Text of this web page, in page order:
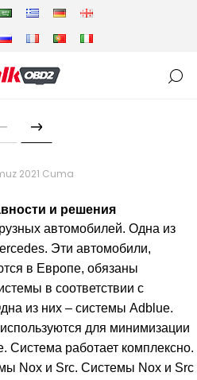
2021 Cuma
и решения
автомобилей. Одна из
Эти автомобили,
в Европе, обязаны
в соответствии с
из них – системы Adblue.
для минимизации
работает комплексно.
Nox и Src. Системы Nox и Src